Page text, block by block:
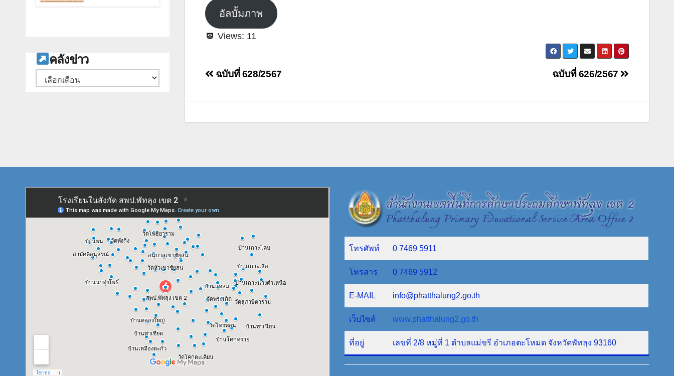
คลังข่าว
คลัง
อัลบั้มภาพ
Views: 11
แนะแนว
ฉบับที่ 626/2567
ฉบับที่ 628/2567
โทรศัพท์ 0 7469 5911
โทรสาร 0 7469 5912
E-MAIL info@phatthalung2.go.th
เว็บไซต์ www.phatthalung2.go.th
ที่อยู่ เลขที่ 2/8 หมู่ที่ 1 ตำบลแม่ขรี อำเภอตะโหมด จังหวัดพัทลุง 93160